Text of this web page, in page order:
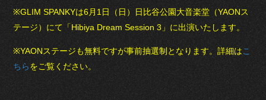
※GLIM SPANKYは6月1日（日）日比谷公園大音楽堂（YAONス
テージ）にて「Hibiya Dream Session 3」に出演いたします。
※YAONステージも無料ですが事前抽選制となります。詳細はこ
ちらをご覧ください。